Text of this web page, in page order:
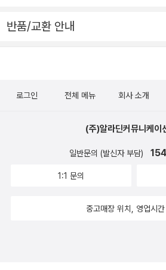
법을 고민할 때 참조하고 모방하고 싶
적절한 대가를 받기 위하여 어떤 장
다. 하지만 단지 일이 일에만 머무를
이르면 일은 전 생애를 일으킨다. 식
이어진 이 인터뷰에는 노동이 “떠안
단하고도 위대한” 한 생을 통해 인간
누기’요, 뺄셈과 곰셈과 덧셈 곁에 나
동무하는 길을 연다. “이름만 오른(
이다.ㅍㄹㄴ글 : 숲노래·파란놀(최종
《열두 달 소꿉노래》, 《풀꽃나무 들숲
《새로 쓰는 말밑 꾸러미 사전》, 《미
문해력》, 《들꽃내음 따라 걷다가 작
말 수수께끼 동시》, 《시골에서 살림
마을 아주머니가 처음 모금국수를
주고받은 말이다. 마흔 해가 넘었어
어느 날 동무하고 모금국수를 먹은
3분만” 뜨거운 물인 채 놓고서 바로
가 “3분째에 한입” 먹어 보고서 덮
“야, 3분만 있으면 된다잖아? 그러
지. 아직 덜 익은 듯해도 덜 익은 맛도
제대로 익은 다음에 먹어야지.” 똑같
반품/교환 안내
로그인 전체 메뉴 회사 소개
(주)알라딘커뮤니케이
일반문의 (발신자 부담)
1:1 문의
중고매장 위치, 영업시간